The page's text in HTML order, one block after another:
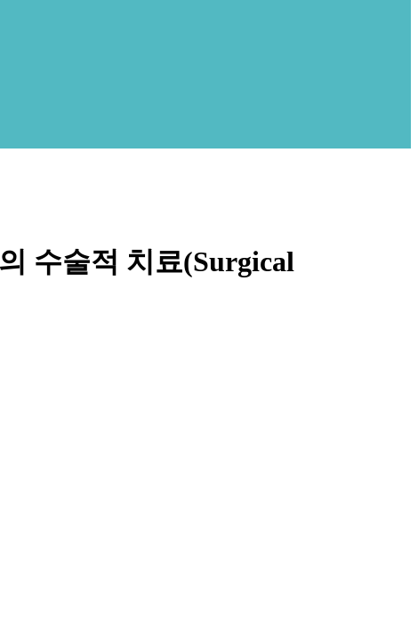
수술적 치료(Surgical